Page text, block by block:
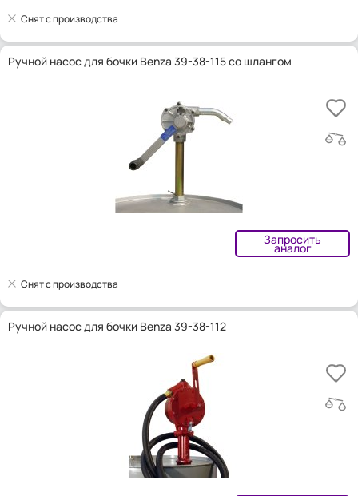
Снят с производства
Ручной насос для бочки Benza 39-38-115 со шлангом
Запросить
аналог
Снят с производства
Ручной насос для бочки Benza 39-38-112